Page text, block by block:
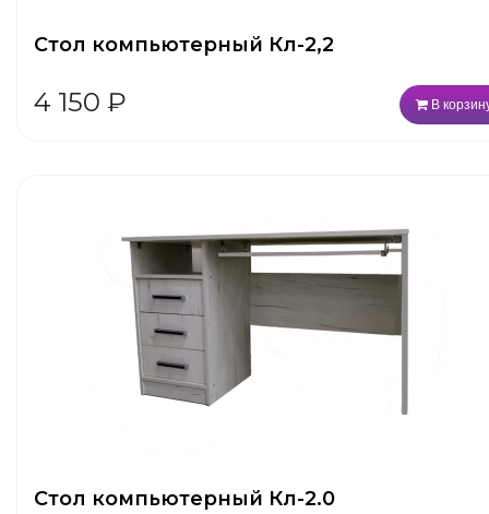
Стол компьютерный Кл-2,2
4 150 ₽ В
Стол компьютерный Кл-2.0